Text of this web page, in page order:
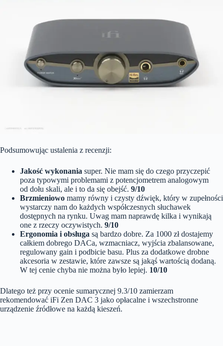
Podsumowując ustalenia z recenzji:
Jakość wykonania super. Nie mam się do czego przyczepić
poza typowymi problemami z potencjometrem analogowym
od dołu skali, ale i to da się obejść. 9/10
Brzmieniowo mamy równy i czysty dźwięk, który w zupełności
wystarczy nam do każdych współczesnych słuchawek
dostępnych na rynku. Uwag mam naprawdę kilka i wynikają
one z rzeczy oczywistych. 9/10
Ergonomia i obsługa są bardzo dobre. Za 1000 zł dostajemy
całkiem dobrego DACa, wzmacniacz, wyjścia zbalansowane,
regulowany gain i podbicie basu. Plus za dodatkowe drobne
akcesoria w zestawie, które zawsze są jakąś wartością dodaną.
W tej cenie chyba nie można było lepiej. 10/10
Dlatego też przy ocenie sumarycznej 9.3/10 zamierzam
rekomendować iFi Zen DAC 3 jako opłacalne i wszechstronne
urządzenie źródłowe na każdą kieszeń.